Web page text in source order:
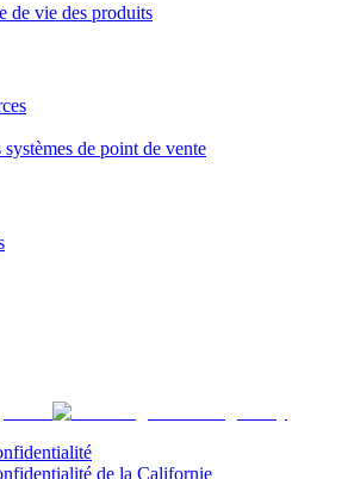
de vie des produits
de point de vente
de la Californie